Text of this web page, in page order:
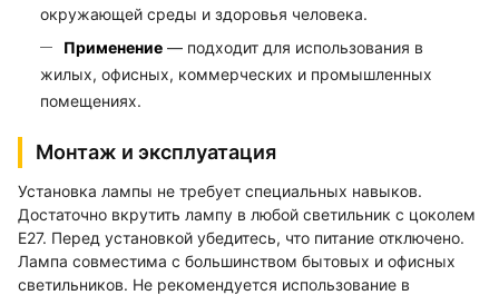
окружающей среды и здоровья человека.
Применение — подходит для использования в
жилых, офисных, коммерческих и промышленных
помещениях.
Монтаж и эксплуатация
Установка лампы не требует специальных навыков.
Достаточно вкрутить лампу в любой светильник с цоколем
E27. Перед установкой убедитесь, что питание отключено.
Лампа совместима с большинством бытовых и офисных
светильников. Не рекомендуется использование в